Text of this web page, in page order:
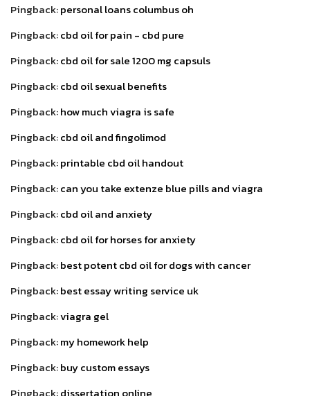
Pingback:personal loans columbus oh
Pingback:cbd oil for pain - cbd pure
Pingback:cbd oil for sale 1200 mg capsuls
Pingback:cbd oil sexual benefits
Pingback:how much viagra is safe
Pingback:cbd oil and fingolimod
Pingback:printable cbd oil handout
Pingback:can you take extenze blue pills and viagra
Pingback:cbd oil and anxiety
Pingback:cbd oil for horses for anxiety
Pingback:best potent cbd oil for dogs with cancer
Pingback:best essay writing service uk
Pingback:viagra gel
Pingback:my homework help
Pingback:buy custom essays
Pingback:dissertation online